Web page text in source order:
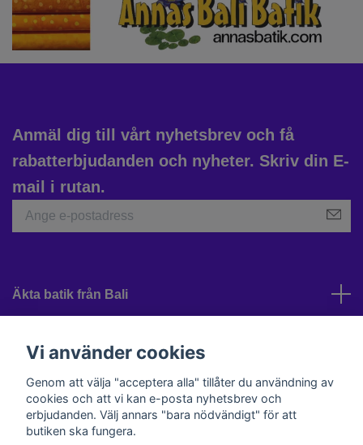
Anmäl dig till vårt nyhetsbrev och få
rabatterbjudanden och nyheter. Skriv din E-
mail i rutan.
Äkta batik från Bali
Sociala medier
Vi använder cookies
Genom att välja "acceptera alla" tillåter du användning av
cookies och att vi kan e-posta nyhetsbrev och
erbjudanden. Välj annars "bara nödvändigt" för att
butiken ska fungera.